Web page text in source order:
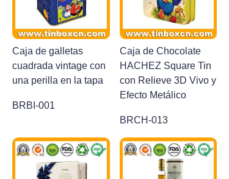
Caja de galletas
cuadrada vintage con
una perilla en la tapa
BRBI-001
Caja de Chocolate
HACHEZ Square Tin
con Relieve 3D Vivo y
Efecto Metálico
BRCH-013